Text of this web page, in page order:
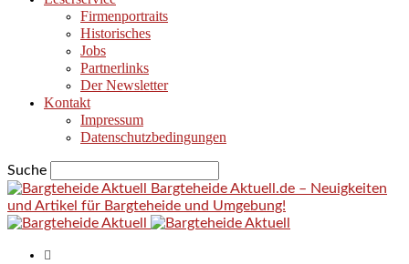
Firmenportraits
Historisches
Jobs
Partnerlinks
Der Newsletter
Kontakt
Impressum
Datenschutzbedingungen
Suche
Bargteheide Aktuell.de – Neuigkeiten
und Artikel für Bargteheide und Umgebung!